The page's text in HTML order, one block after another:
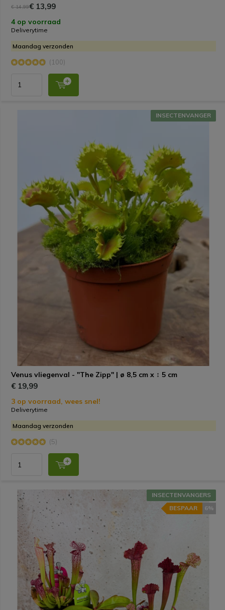
€ 14,99€ 13,99
4 op voorraad
Deliverytime
Maandag verzonden
(100)
Venus vliegenval - "The Zipp" | ø 8,5 cm x ↕ 5 cm
INSECTENVANGER
€ 19,99
3 op voorraad, wees snel!
Deliverytime
Maandag verzonden
(5)
INSECTENVANGERS
6%
BESPAAR